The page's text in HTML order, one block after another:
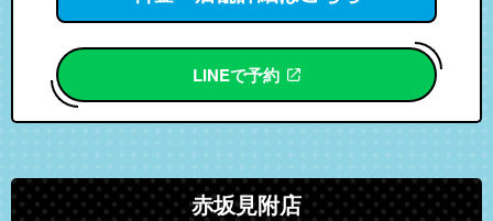
LINEで予約
赤坂見附店